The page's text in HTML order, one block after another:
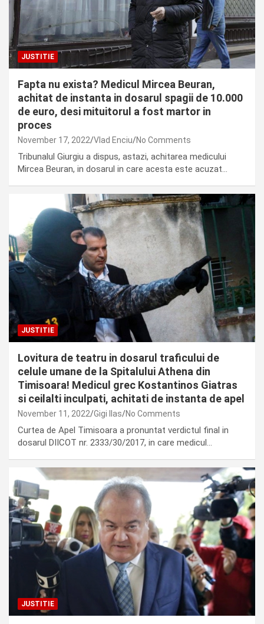
JUSTITIE
Fapta nu exista? Medicul Mircea Beuran,
achitat de instanta in dosarul spagii de 10.000
de euro, desi mituitorul a fost martor in
proces
November 17, 2022 Vlad Enciu No Comments
Tribunalul Giurgiu a dispus, astazi, achitarea medicului
Mircea Beuran, in dosarul in care acesta este acuzat…
JUSTITIE
Lovitura de teatru in dosarul traficului de
celule umane de la Spitalului Athena din
Timisoara! Medicul grec Kostantinos Giatras
si ceilalti inculpati, achitati de instanta de apel
November 11, 2022 Gigi Ilas No Comments
Curtea de Apel Timisoara a pronuntat verdictul final in
dosarul DIICOT nr. 2333/30/2017, in care medicul…
JUSTITIE